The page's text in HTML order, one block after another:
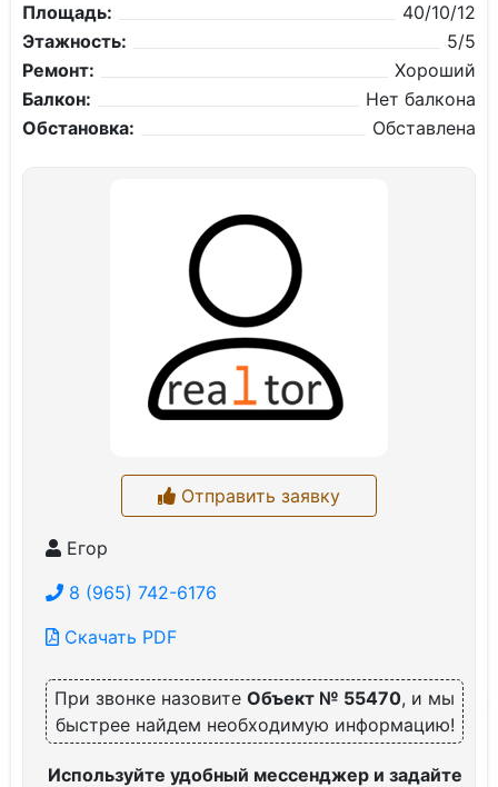
Площадь:
40/10/12
Этажность:
5/5
Ремонт:
Хороший
Балкон:
Нет балкона
Обстановка:
Обставлена
Отправить заявку
Егор
8 (965) 742-6176
Скачать PDF
При звонке назовите Объект № 55470, и мы
быстрее найдем необходимую информацию!
Используйте удобный мессенджер и задайте